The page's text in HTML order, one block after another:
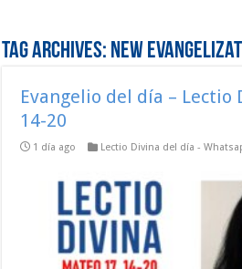
Tag Archives: New
Evangelio del día – Lectio
14-20
1 día ago Lectio Divina del día -